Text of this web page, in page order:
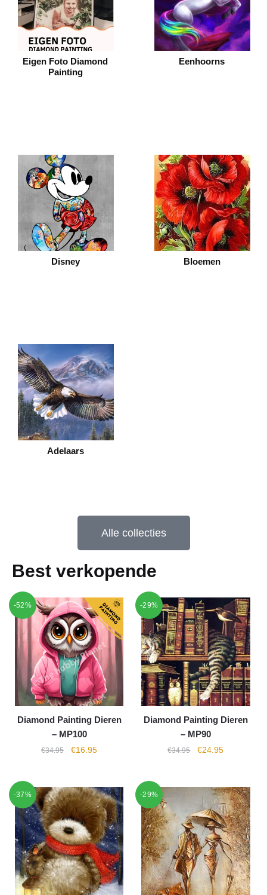
Eigen Foto Diamond
Painting
Eenhoorns
Disney Bloemen
Adelaars
Alle collecties
Best verkopende
-52%
Diamond Painting Dieren
– MP100
€34.95 €16.95
-29%
Diamond Painting Dieren
– MP90
€34.95 €24.95
-37% -29%